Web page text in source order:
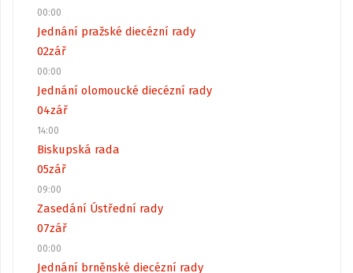
00:00
Jednání pražské diecézní rady
02zář
00:00
Jednání olomoucké diecézní rady
04zář
14:00
Biskupská rada
05zář
09:00
Zasedání Ústřední rady
07zář
00:00
Jednání brněnské diecézní rady